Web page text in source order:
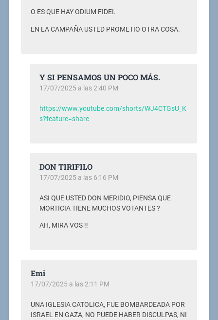
O ES QUE HAY ODIUM FIDEI.
EN LA CAMPAÑA USTED PROMETIO OTRA COSA.
Y SI PENSAMOS UN POCO MÁS.
17/07/2025 a las 2:40 PM
https://www.youtube.com/shorts/WJ4CTGsU_K
s?feature=share
DON TIRIFILO
17/07/2025 a las 6:16 PM
ASI QUE USTED DON MERIDIO, PIENSA QUE
MORTICIA TIENE MUCHOS VOTANTES ?
AH, MIRA VOS !!
Emi
17/07/2025 a las 2:11 PM
UNA IGLESIA CATOLICA, FUE BOMBARDEADA POR
ISRAEL EN GAZA, NO PUEDE HABER DISCULPAS, NI